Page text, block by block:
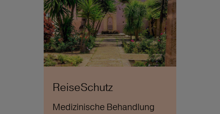
ReiseSchutz
Medizinische Behandlung